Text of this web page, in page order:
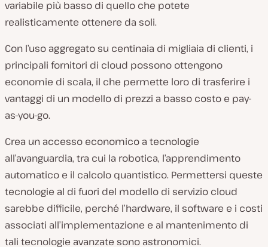
variabile più basso di quello che potete
realisticamente ottenere da soli.
Con l’uso aggregato su centinaia di migliaia di clienti, i
principali fornitori di cloud possono ottengono
economie di scala, il che permette loro di trasferire i
vantaggi di un modello di prezzi a basso costo e pay-
as-you-go.
Crea un accesso economico a tecnologie
all’avanguardia, tra cui la robotica, l’apprendimento
automatico e il calcolo quantistico. Permettersi queste
tecnologie al di fuori del modello di servizio cloud
sarebbe difficile, perché l’hardware, il software e i costi
associati all’implementazione e al mantenimento di
tali tecnologie avanzate sono astronomici.